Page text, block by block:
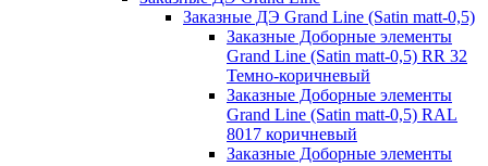
Заказные ДЭ Grand Line (Satin matt-0,5)
Заказные Доборные элементы
Grand Line (Satin matt-0,5) RR 32
Темно-коричневый
Заказные Доборные элементы
Grand Line (Satin matt-0,5) RAL
8017 коричневый
Заказные Доборные элементы